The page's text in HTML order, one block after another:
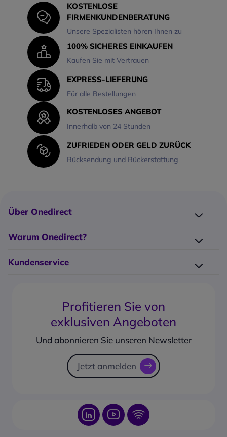
KOSTENLOSE
FIRMENKUNDENBERATUNG
Unsere Spezialisten hören Ihnen zu
100% SICHERES EINKAUFEN
Kaufen Sie mit Vertrauen
EXPRESS-LIEFERUNG
Für alle Bestellungen
KOSTENLOSES ANGEBOT
Innerhalb von 24 Stunden
ZUFRIEDEN ODER GELD ZURÜCK
Rücksendung und Rückerstattung
Über Onedirect
Unsere Hersteller
Warum Onedirect?
Geschäftskonto erstellen
Corporate social responsability
Kundenservice
PayPal Ratenzahlung
Produkt vorbestellen
Rücksendungsformular
Profitieren Sie von
exklusiven Angeboten
Und abonnieren Sie unseren Newsletter
Jetzt anmelden